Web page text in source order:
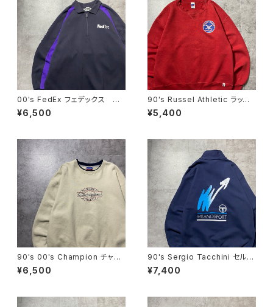
00's FedEx フェデックス ハ
ーフジップ ワンポイント プリ
ント スウェット トレーナー
¥6,500
90's Russel Athletic ラッセ
ルアスレチック ローカルベー
スボールチーム プリント 前V
¥5,400
90's 00's Champion チャン
ピオン 刺繍ロゴ ラインリ
ブ ベージュ スウェット トレ
¥6,500
90's Sergio Tacchini セルジ
オタッキーニ 刺繍ワンポイン
ト ハーフジップ バックプリン
¥7,400